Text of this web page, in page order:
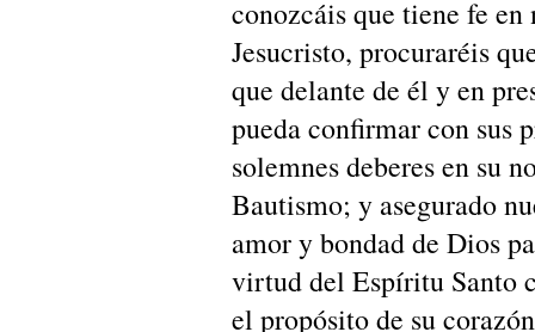
conozcáis que tiene fe en
Jesucristo, procuraréis
que delante de él y en
pueda confirmar con sus
solemnes deberes en su
Bautismo; y asegurado
amor y bondad de Dios
virtud del Espíritu Santo
el propósito de su